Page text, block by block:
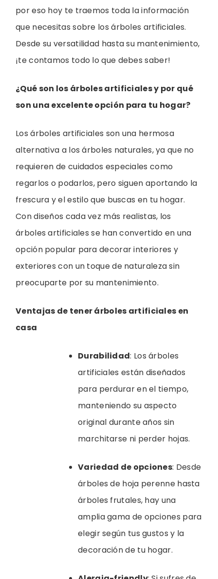
por eso hoy te traemos toda la información
que necesitas sobre los árboles artificiales.
Desde su versatilidad hasta su mantenimiento,
¡te contamos todo lo que debes saber!
¿Qué son los árboles artificiales y por qué
son una excelente opción para tu hogar?
Los árboles artificiales son una hermosa
alternativa a los árboles naturales, ya que no
requieren de cuidados especiales como
regarlos o podarlos, pero siguen aportando la
frescura y el estilo que buscas en tu hogar.
Con diseños cada vez más realistas, los
árboles artificiales se han convertido en una
opción popular para decorar interiores y
exteriores con un toque de naturaleza sin
preocuparte por su mantenimiento.
Ventajas de tener árboles artificiales en
casa
Durabilidad: Los árboles
artificiales están diseñados
para perdurar en el tiempo,
manteniendo su aspecto
original durante años sin
marchitarse ni perder hojas.
Variedad de opciones: Desde
árboles de hoja perenne hasta
árboles frutales, hay una
amplia gama de opciones para
elegir según tus gustos y la
decoración de tu hogar.